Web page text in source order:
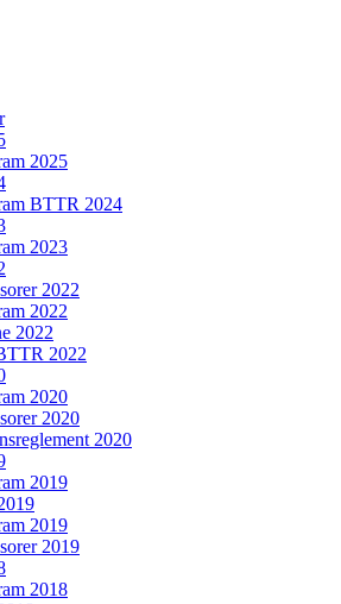
2025
BTTR 2024
2023
2022
2022
2022
2022
2020
2020
2020
2019
2019
2019
2018